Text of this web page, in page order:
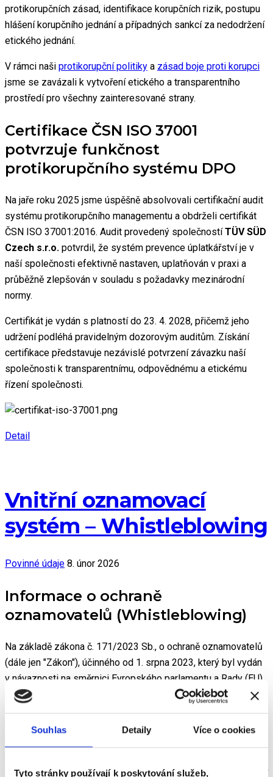
Souhlas Detaily Více o cookies
Tyto stránky používají k poskytování služeb,
protikorupčních zásad, identifikace korupčních rizik, postupu
hlášení korupčního jednání a případných sankcí za nedodržení
etického jednání.
V rámci naši protikorupční politiky a zásad boje proti korupci
jsme se zavázali k vytvoření etického a transparentního
prostředí pro všechny zainteresované strany.
Certifikace ČSN ISO 37001
potvrzuje funkčnost
protikorupčního systému DPO
Na jaře roku 2025 jsme úspěšně absolvovali certifikační audit
systému protikorupčního managementu a obdrželi certifikát
ČSN ISO 37001:2016. Audit provedený společnostíTÜV SÜD
Czech s.r.o. potvrdil, že systém prevence úplatkářství je v
naší společnosti efektivně nastaven, uplatňován v praxi a
průběžně zlepšován v souladu s požadavky mezinárodní
normy.
Certifikát je vydán s platností do 23. 4. 2028, přičemž jeho
udržení podléhá pravidelným dozorovým auditům. Získání
certifikace představuje nezávislé potvrzení závazku naší
společnosti k transparentnímu, odpovědnému a etickému
řízení společnosti.
Detail
Vnitřní oznamovací
systém – Whistleblowing
Povinné údaje 8. únor 2026
Informace o ochraně
oznamovatelů (Whistleblowing)
Na základě zákona č. 171/2023 Sb., o ochraně oznamovatelů
(dále jen "Zákon"), účinného od 1. srpna 2023, který byl vydán
v návaznosti na směrnici Evropského parlamentu a Rady (EU)
2019/1937 ze dne 23. října 2019, o ochraně osob, které
oznamují porušení práva Unie, vznikla Dopravnímu podniku
Ostrava a.s. (dále jen "DPO") jako povinnému subjektu mj.
nastavit pravidla pro způsoby oznamování, samotné nakládání